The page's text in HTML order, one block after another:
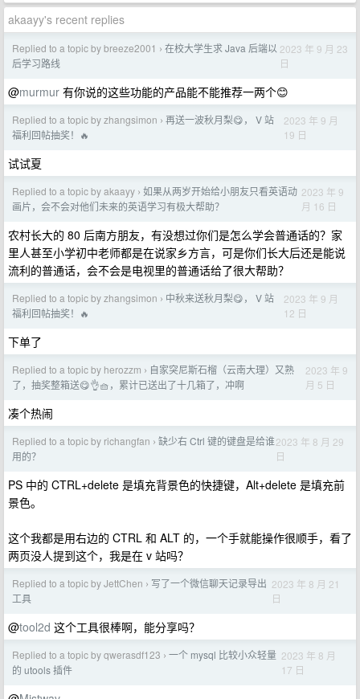
akaayy's recent replies
Replied to a topic by breeze2001 › 在校大学生求 Java 后端以
后学习路线
2023 年 9 月 23
日
@murmur 有你说的这些功能的产品能不能推荐一两个😊
Replied to a topic by zhangsimon › 再送一波秋月梨😋， V 站
福利回帖抽奖！🔥
2023 年 9 月
19 日
试试夏
Replied to a topic by akaayy › 如果从两岁开始给小朋友只看英语动
画片，会不会对他们未来的英语学习有极大帮助？
2023 年 9
月 16 日
农村长大的 80 后南方朋友，有没想过你们是怎么学会普通话的？家
里人甚至小学初中老师都是在说家乡方言，可是你们长大后还是能说
流利的普通话，会不会是电视里的普通话给了很大帮助？
Replied to a topic by zhangsimon › 中秋来送秋月梨😋， V 站
福利回帖抽奖！🔥
2023 年 9 月
12 日
下单了
Replied to a topic by herozzm › 自家突尼斯石榴（云南大理）又熟
了，抽奖整箱送😋👌🧺，累计已送出了十几箱了，冲啊
2023 年 9
月 5 日
凑个热闹
Replied to a topic by richangfan › 缺少右 Ctrl 键的键盘是给谁
用的？
2023 年 8 月 29
日
PS 中的 CTRL+delete 是填充背景色的快捷键，Alt+delete 是填充前
景色。
这个我都是用右边的 CTRL 和 ALT 的，一个手就能操作很顺手，看了
两页没人提到这个，我是在 v 站吗？
Replied to a topic by JettChen › 写了一个微信聊天记录导出
工具
2023 年 8 月 21
日
@tool2d 这个工具很棒啊，能分享吗？
Replied to a topic by qwerasdf123 › 一个 mysql 比较小众轻量
的 utools 插件
2023 年 8 月
17 日